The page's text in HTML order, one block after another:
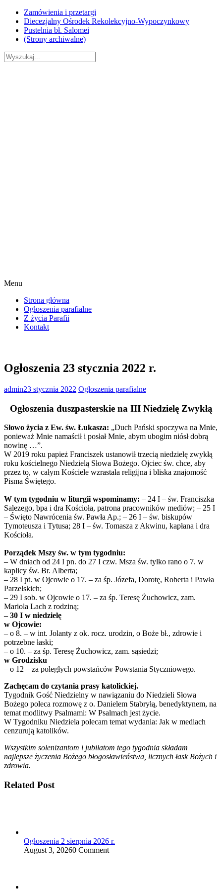
Skip
content
Zamówienia i przetargi
Diecezjalny Ośrodek Rekolekcyjno-Wypoczynkowy
Pustelnia bł. Salomei
(Strony archiwalne)
Menu
Strona główna
Ogłoszenia parafialne
Z życia Parafii
Kontakt
Ogłoszenia 23 stycznia 2022 r.
admin23 stycznia 2022 Ogłoszenia parafialne
Ogłoszenia duszpasterskie na III Niedzielę Zwykłą
Słowo życia z Ew. św. Łukasza: „Duch Pański spoczywa na Mnie,
ponieważ Mnie namaścił i posłał Mnie, abym ubogim niósł dobrą
nowinę …”.
W 2019 roku papież Franciszek ustanowił trzecią niedzielę zwykłą
roku kościelnego Niedzielą Słowa Bożego. Ojciec św. chce, aby
przez to, w całym Kościele wzrastała religijna i bliska znajomość
Pisma Świętego.
W tym tygodniu w liturgii wspominamy: – 24 I – św. Franciszka
Salezego, bpa i dra Kościoła, patrona pracowników mediów; – 25 I
– Święto Nawrócenia św. Pawła Ap.; – 26 I – św. biskupów
Tymoteusza i Tytusa; 28 I – św. Tomasza z Akwinu, kapłana i dra
Kościoła.
Porządek Mszy św. w tym tygodniu:
– W dniach od 24 I pn. do 27 I czw. Msza św. tylko rano o 7. w
kaplicy św. Br. Alberta;
– 28 I pt. w Ojcowie o 17. – za śp. Józefa, Dorotę, Roberta i Pawła
Parzelskich;
– 29 I sob. w Ojcowie o 17. – za śp. Teresę Żuchowicz, zam.
Mariola Lach z rodziną;
– 30 I w niedzielę
w Ojcowie:
– o 8. – w int. Jolanty z ok. rocz. urodzin, o Boże bł., zdrowie i
potrzebne łaski;
– o 10. – za śp. Teresę Żuchowicz, zam. sąsiedzi;
w Grodzisku
– o 12 – za poległych powstańców Powstania Styczniowego.
Zachęcam do czytania prasy katolickiej.
Tygodnik Gość Niedzielny w nawiązaniu do Niedzieli Słowa
Bożego poleca rozmowę z o. Danielem Stabryłą, benedyktynem, na
temat modlitwy Psalmami: W Psalmach jest życie.
W Tygodniku Niedziela polecam temat wydania: Jak w mediach
cenzurują katolików.
Wszystkim solenizantom i jubilatom tego tygodnia składam
najlepsze życzenia Bożego błogosławieństwa, licznych łask Bożych i
zdrowia.
Related Post
Ogłoszenia 2 sierpnia 2026 r.
August 3, 20260 Comment